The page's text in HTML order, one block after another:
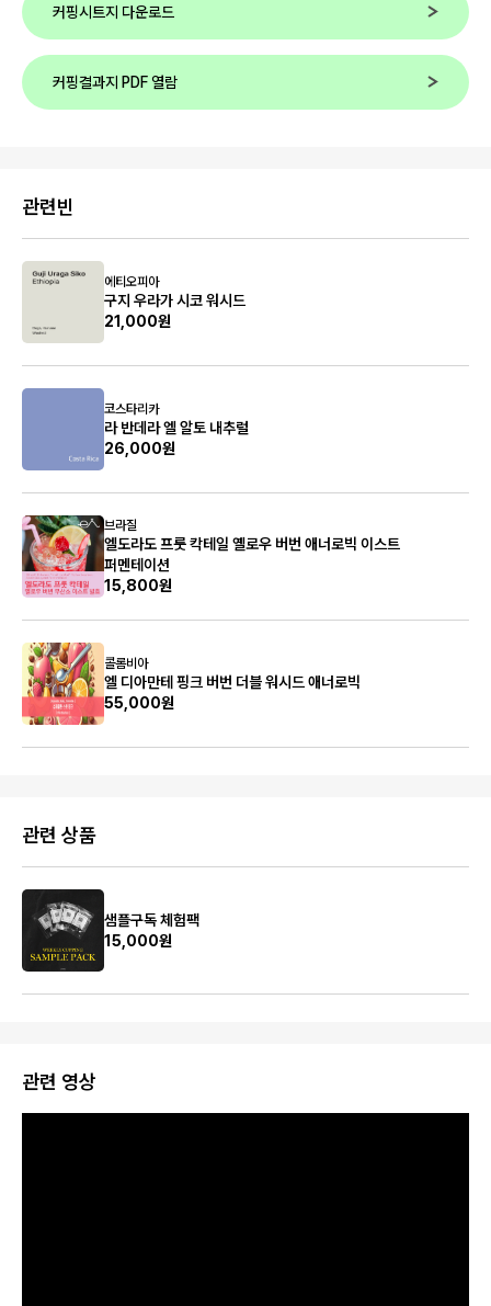
커핑시트지 다운로드
커핑결과지 PDF 열람
관련빈
에티오피아
구지 우라가 시코 워시드
21,000원
코스타리카
라 반데라 엘 알토 내추럴
26,000원
브라질
엘도라도 프룻 칵테일 옐로우 버번 애너로빅 이스트
퍼멘테이션
15,800원
콜롬비아
엘 디아만테 핑크 버번 더블 워시드 애너로빅
55,000원
관련 상품
샘플구독 체험팩
15,000원
관련 영상